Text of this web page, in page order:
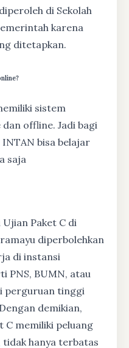
di Sekolah
karena
ditetapkan.
sistem
offline. Jadi bagi
bisa belajar
saja
Paket C di
diperbolehkan
di instansi
PNS, BUMN, atau
perguruan tinggi
demikian,
C memiliki peluang
tidak hanya terbatas